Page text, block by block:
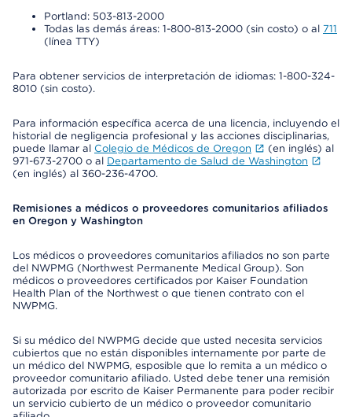
Portland: 503-813-2000
Todas las demás áreas: 1-800-813-2000 (sin costo) o al 711
(línea TTY)
Para obtener servicios de interpretación de idiomas: 1-800-324-
8010 (sin costo).
Para información específica acerca de una licencia, incluyendo el
historial de negligencia profesional y las acciones disciplinarias,
puede llamar al Colegio de Médicos de Oregon
(en inglés) al
971-673-2700 o al Departamento de Salud de Washington
(en inglés) al 360-236-4700.
Remisiones a médicos o proveedores comunitarios afiliados
en Oregon y Washington
Los médicos o proveedores comunitarios afiliados no son parte
del NWPMG (Northwest Permanente Medical Group). Son
médicos o proveedores certificados por Kaiser Foundation
Health Plan of the Northwest o que tienen contrato con el
NWPMG.
Si su médico del NWPMG decide que usted necesita servicios
cubiertos que no están disponibles internamente por parte de
un médico del NWPMG, esposible que lo remita a un médico o
proveedor comunitario afiliado. Usted debe tener una remisión
autorizada por escrito de Kaiser Permanente para poder recibir
un servicio cubierto de un médico o proveedor comunitario